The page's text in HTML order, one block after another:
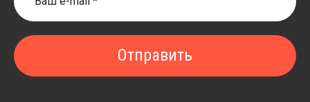
Отправить